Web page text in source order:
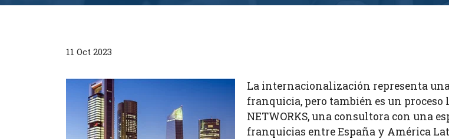
11 Oct 2023
La internacionalización representa
franquicia, pero también es un
NETWORKS, una consultora con una
franquicias entre España y América